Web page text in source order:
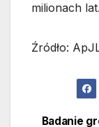
milionach lat.
Źródło:
Badanie